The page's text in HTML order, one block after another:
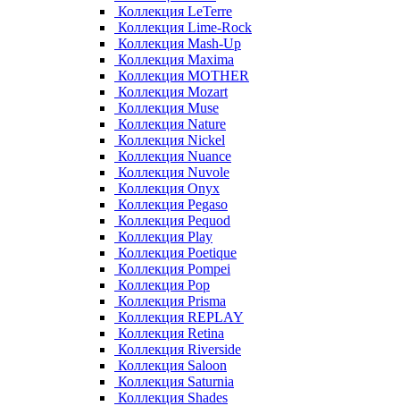
Коллекция LeTerre
Коллекция Lime-Rock
Коллекция Mash-Up
Коллекция Maxima
Коллекция MOTHER
Коллекция Mozart
Коллекция Muse
Коллекция Nature
Коллекция Nickel
Коллекция Nuance
Коллекция Nuvole
Коллекция Onyx
Коллекция Pegaso
Коллекция Pequod
Коллекция Play
Коллекция Poetique
Коллекция Pompei
Коллекция Pop
Коллекция Prisma
Коллекция REPLAY
Коллекция Retina
Коллекция Riverside
Коллекция Saloon
Коллекция Saturnia
Коллекция Shades